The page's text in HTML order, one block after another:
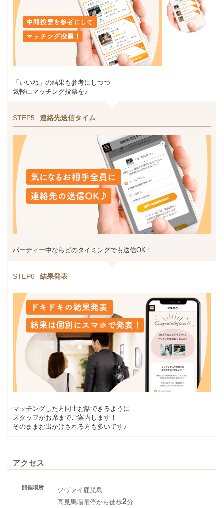
「いいね」の結果も参考にしつつ
気軽にマッチング投票を♪
STEP5 連絡先送信タイム
パーティー中ならどのタイミングでも送信OK！
STEP6 結果発表
マッチングした方同士お話できるように
スタッフがお席までご案内します！
そのままお出かけされる方も多いです♪
アクセス
開催場所
ツヴァイ鹿児島
高見馬場電停から徒歩2分